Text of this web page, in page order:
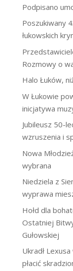
Podpisano
Poszukiwany
łukowskich
Rozmowy o
Halo Łuków,
W Łukowie
inicjatywa
Jubileusz 50-
wzruszenia i
Nowa
wybrana
Niedziela z
wyprawa
Hołd dla
Ostatniej
Gułowskiej
Ukradł
płacić